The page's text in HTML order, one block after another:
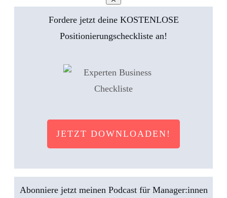
Fordere jetzt deine KOSTENLOSE
Positionierungscheckliste an!
JETZT DOWNLOADEN!
Abonniere jetzt meinen Podcast für Manager:innen